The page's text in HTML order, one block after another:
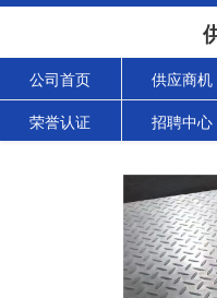
公司首页 供应商机
荣誉认证 招聘中心